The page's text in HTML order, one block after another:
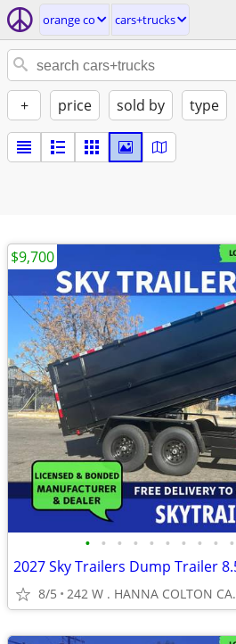
orange co cars+trucks
+ price sold by type
• • • • • • • • • •
8/5 242 W . HANNA COLTON
$9,700